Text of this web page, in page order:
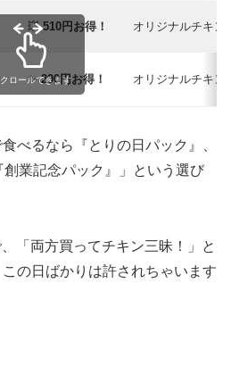
💥510円お得！ オリジナルチキン
✨290円お得！ オリジナルチキン
ロールできます
べるなら『とりの日パック』、
業記念パック』」という選び
「両方買ってチキン三昧！」と
の日ばかりは許されちゃいます